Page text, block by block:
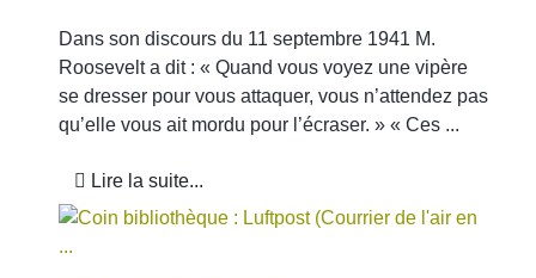
Dans son discours du 11 septembre 1941 M.
Roosevelt a dit : « Quand vous voyez une vipère
se dresser pour vous attaquer, vous n’attendez pas
qu’elle vous ait mordu pour l’écraser. » « Ces ...
Lire la suite...